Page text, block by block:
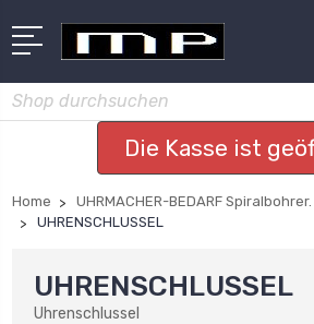
Suchen
Die Kasse ist
Home
UHRMACHER-BEDARF
UHRENSCHLUSSEL
UHRENSCHLUSSEL
Uhrenschlussel